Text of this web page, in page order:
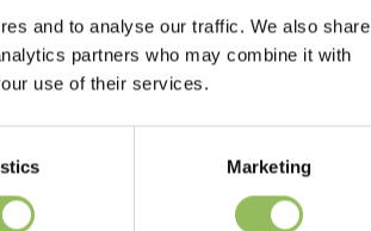
and to analyse our traffic. We also share
partners who may combine it with
use of their services.
Marketing